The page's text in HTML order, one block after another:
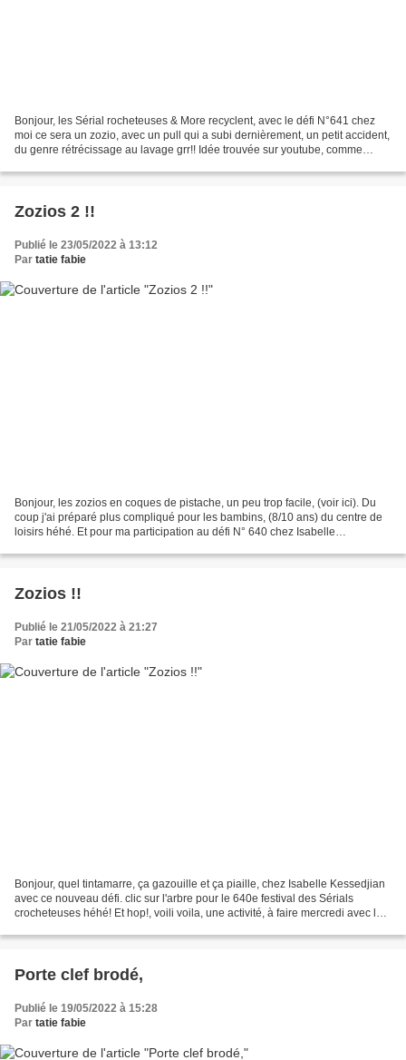
Bonjour, les Sérial rocheteuses & More recyclent, avec le défi N°641 chez
moi ce sera un zozio, avec un pull qui a subi dernièrement, un petit accident,
du genre rétrécissage au lavage grr!! Idée trouvée sur youtube, comme
Zozios 2 !!
Publié le 23/05/2022 à 13:12
Par tatie fabie
Bonjour, les zozios en coques de pistache, un peu trop facile, (voir ici). Du
coup j'ai préparé plus compliqué pour les bambins, (8/10 ans) du centre de
loisirs héhé. Et pour ma participation au défi N° 640 chez Isabelle
Zozios !!
Publié le 21/05/2022 à 21:27
Par tatie fabie
Bonjour, quel tintamarre, ça gazouille et ça piaille, chez Isabelle Kessedjian
avec ce nouveau défi. clic sur l'arbre pour le 640e festival des Sérials
crocheteuses héhé! Et hop!, voili voila, une activité, à faire mercredi avec les
Porte clef brodé,
Publié le 19/05/2022 à 15:28
Par tatie fabie